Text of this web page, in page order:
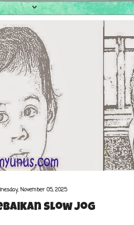
November 05, 2025
Slow Jog